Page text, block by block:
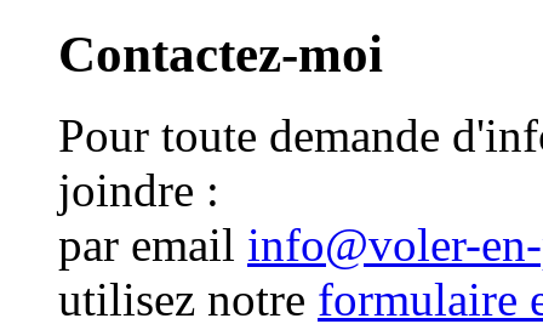
Contactez-moi
Pour toute demande
joindre :
par email info@voler-
utilisez notre formulaire